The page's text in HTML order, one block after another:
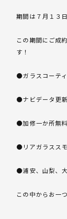
期間は７月１３
この期間にご成
す！
●ガラスコーテ
●ナビデータ更新
●加修一か所無料
●リアガラスス
●浦安、山梨、
この中からお一